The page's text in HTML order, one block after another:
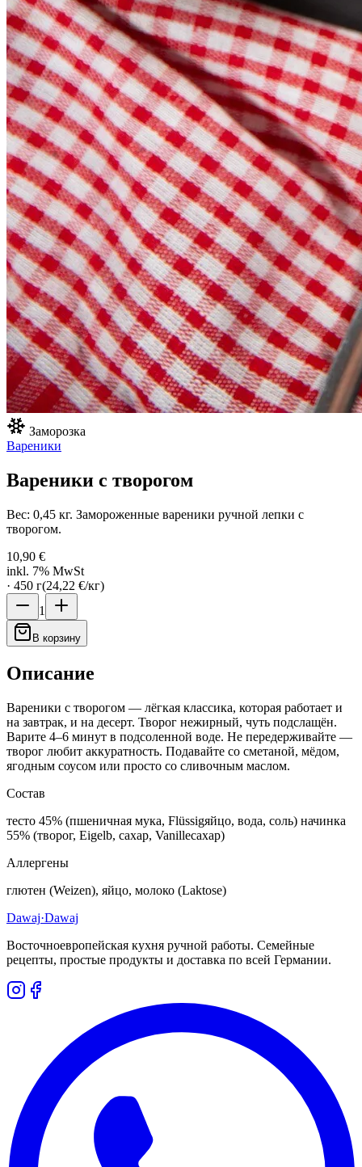
Заморозка
Вареники
Вареники с творогом
Вес: 0,45 кг. Замороженные вареники ручной лепки с
творогом.
10,90 €
inkl. 7% MwSt
· 450 г(24,22 €/кг)
1
В корзину
Описание
Вареники с творогом — лёгкая классика, которая работает и
на завтрак, и на десерт. Творог нежирный, чуть подслащён.
Варите 4–6 минут в подсоленной воде. Не передерживайте —
творог любит аккуратность. Подавайте со сметаной, мёдом,
ягодным соусом или просто со сливочным маслом.
Состав
тесто 45% (пшеничная мука, Flüssigяйцо, вода, соль) начинка
55% (творог, Eigelb, сахар, Vanilleсахар)
Аллергены
глютен (Weizen), яйцо, молоко (Laktose)
Dawaj·Dawaj
Восточноевропейская кухня ручной работы. Семейные
рецепты, простые продукты и доставка по всей Германии.